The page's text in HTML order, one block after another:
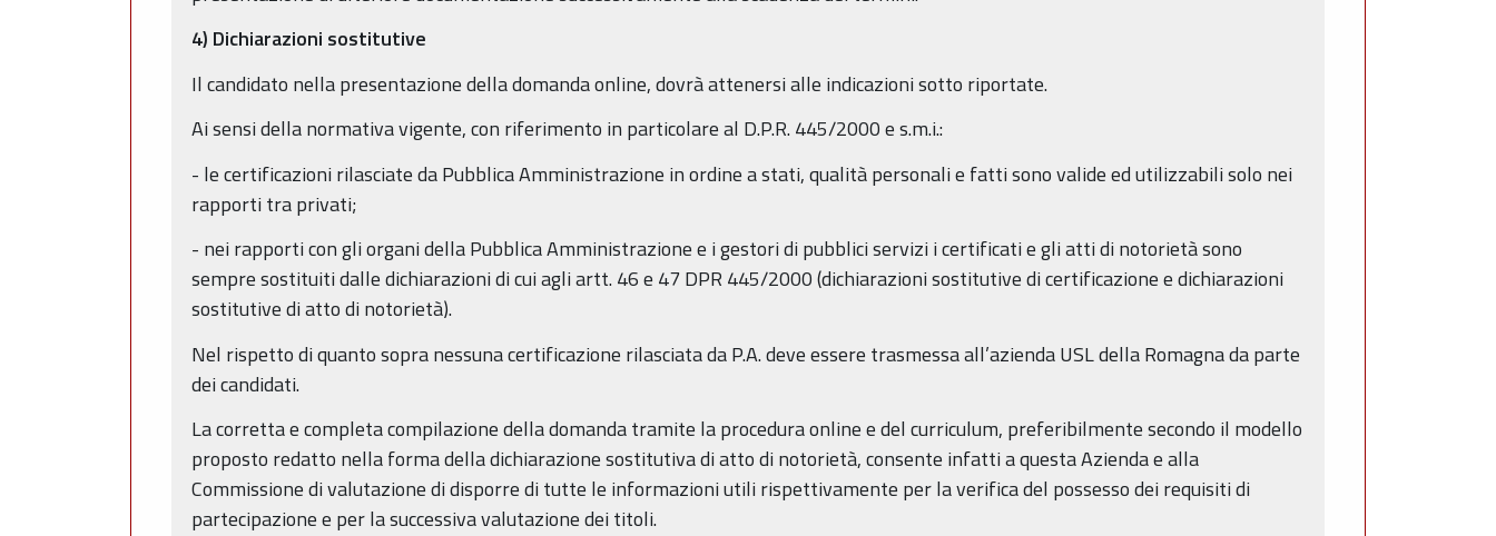
4) Dichiarazioni sostitutive
Il candidato nella presentazione della domanda online, dovrà attenersi alle indicazioni sotto riportate.
Ai sensi della normativa vigente, con riferimento in particolare al D.P.R. 445/2000 e s.m.i.:
- le certificazioni rilasciate da Pubblica Amministrazione in ordine a stati, qualità personali e fatti sono valide ed utilizzabili solo nei
rapporti tra privati;
- nei rapporti con gli organi della Pubblica Amministrazione e i gestori di pubblici servizi i certificati e gli atti di notorietà sono
sempre sostituiti dalle dichiarazioni di cui agli artt. 46 e 47 DPR 445/2000 (dichiarazioni sostitutive di certificazione e dichiarazioni
sostitutive di atto di notorietà).
Nel rispetto di quanto sopra nessuna certificazione rilasciata da P.A. deve essere trasmessa all’azienda USL della Romagna da parte
dei candidati.
La corretta e completa compilazione della domanda tramite la procedura online e del curriculum, preferibilmente secondo il modello
proposto redatto nella forma della dichiarazione sostitutiva di atto di notorietà, consente infatti a questa Azienda e alla
Commissione di valutazione di disporre di tutte le informazioni utili rispettivamente per la verifica del possesso dei requisiti di
partecipazione e per la successiva valutazione dei titoli.